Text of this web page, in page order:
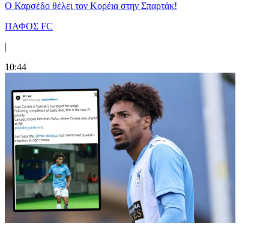
Ο Καρσέδο θέλει τον Κορέια στην Σπαρτάκ!
ΠΑΦΟΣ FC
|
10:44